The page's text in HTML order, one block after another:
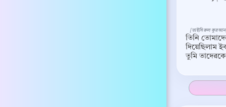
তিনি
দিয়েছিলাম
তুমি
[তাইসিরুল